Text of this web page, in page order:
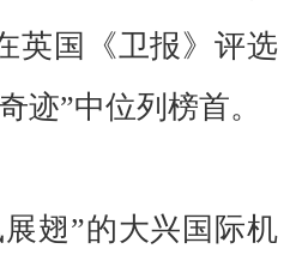
英国《卫报》评选
迹”中位列榜首。
翅”的大兴国际机